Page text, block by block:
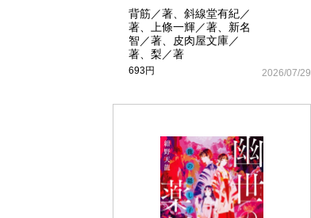
背筋／著、斜線堂有紀／
著、上條一輝／著、新名
智／著、皮肉屋文庫／
著、梨／著
693円 2026/07/29